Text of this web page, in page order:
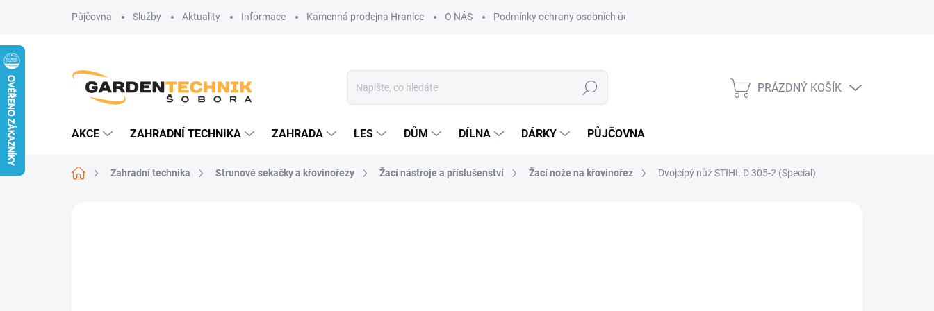
Půjčovna Služby Aktuality Informace Kamenná prodejna Hranice O NÁS Podmínky ochrany osobních údajů
Hledat
NÁKUPNÍ
PRÁZDNÝ KOŠÍK
AKCE ZAHRADNÍ TECHNIKA ZAHRADA LES DŮM DÍLNA DÁRKY PŮJČOVNA
Domů Zahradní technika Strunové sekačky a křovinořezy Žací nástroje a příslušenství Žací nože na křovinořez Dvojcípý nůž STIHL D 305-2 (Special)